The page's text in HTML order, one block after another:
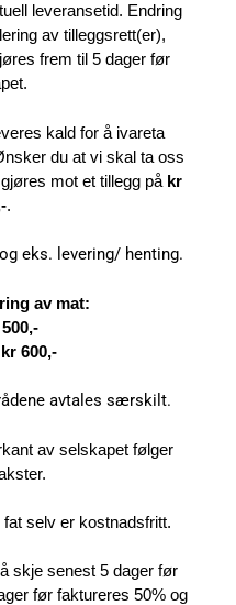
leveransetid. Endring
av tilleggsrett(er),
frem til 5 dager før
kald for å ivareta
du at vi skal ta oss
mot et tillegg på kr
.
eks. levering/ henting.
av mat:
600,-
avtales særskilt.
av selskapet følger
selv er kostnadsfritt.
skje senest 5 dager før
før faktureres 50% og